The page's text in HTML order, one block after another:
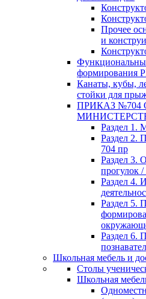
Прочее
и
Канаты, кубы,
стойки для
ПРИКАЗ №704
Раздел 1.
Раздел 2.
704 пр
Раздел 3.
прогулок
Раздел 4.
Раздел 5.
Раздел 6.
Школьная мебель и
Столы
Школьная